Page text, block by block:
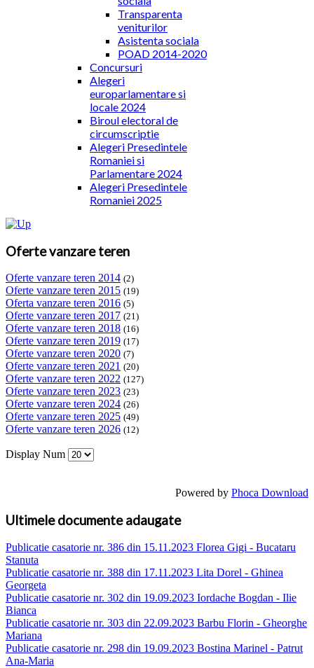
Transparenta
veniturilor
Asistenta sociala
POAD 2014-2020
Concursuri
Alegeri
europarlamentare si
locale 2024
Biroul electoral de
circumscriptie
Alegeri Presedintele
Romaniei si
Parlamentare 2024
Alegeri Presedintele
Romaniei 2025
Oferte vanzare teren
Oferte vanzare teren 2014 (2)
Oferte vanzare teren 2015 (19)
Oferta vanzare teren 2016 (5)
Oferte vanzare teren 2017 (21)
Oferte vanzare teren 2018 (16)
Oferte vanzare teren 2019 (17)
Oferte vanzare teren 2020 (7)
Oferte vanzare teren 2021 (20)
Oferte vanzare teren 2022 (127)
Oferte vanzare teren 2023 (23)
Oferte vanzare teren 2024 (26)
Oferte vanzare teren 2025 (49)
Oferte vanzare teren 2026 (12)
Display Num
Powered by Phoca Download
Ultimele documente adaugate
Publicatie casatorie nr. 386 din 15.11.2023 Florea Gigi - Bucataru
Stanuta
Publicatie casatorie nr. 388 din 17.11.2023 Lita Dorel - Ghinea
Georgeta
Publicatie casatorie nr. 302 din 19.09.2023 Iordache Bogdan - Ilie
Bianca
Publicatie casatorie nr. 303 din 22.09.2023 Barbu Florin - Gheorghe
Mariana
Publicatie casatorie nr. 298 din 19.09.2023 Bostina Marinel - Patrut
Ana-Maria